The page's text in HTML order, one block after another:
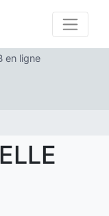
en ligne